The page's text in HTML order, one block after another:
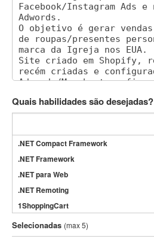
Quais habilidades são desejadas?
.NET Compact Framework
.NET Framework
.NET para Web
.NET Remoting
1ShoppingCart
3DS Max
3GSM
Selecionadas (max 5)